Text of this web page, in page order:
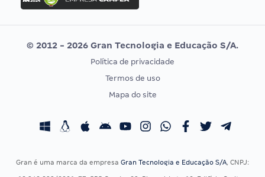
Concurso MPU
Editais publicados
Vunesp
CONCURSOS POR PROFISSÃO
Concursos Fiscais
EXAME DE ORDEM
Calendário OAB
© 2012 - 2026 Gran Tecnologia e Educação S/A.
Política de privacidade
Termos de uso
Mapa do site
Gran é uma marca da empresa Gran Tecnologia e Educação S/A, CNPJ: